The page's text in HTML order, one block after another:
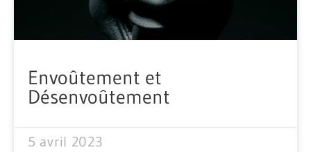
Envoûtement et
Désenvoûtement
5 avril 2023